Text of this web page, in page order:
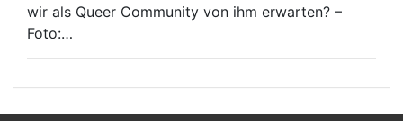
wir als Queer Community von ihm erwarten? –
Foto:…